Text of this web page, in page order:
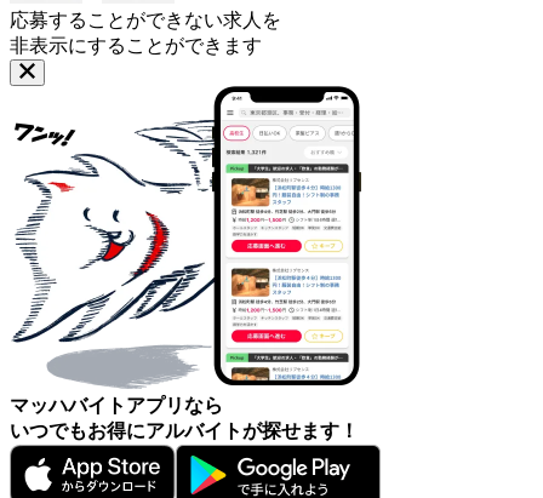
応募することができない求人を
非表示にすることができます
マッハバイトアプリなら
いつでもお得にアルバイトが探せます！